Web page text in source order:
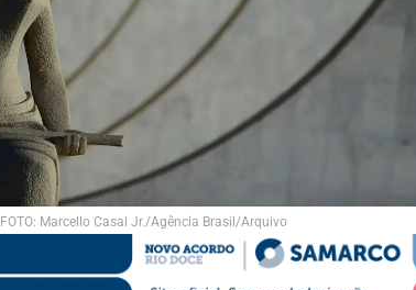
FOTO: Marcello Casal Jr./Agência Brasil/Arquivo